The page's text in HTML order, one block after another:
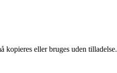
eller bruges uden tilladelse.